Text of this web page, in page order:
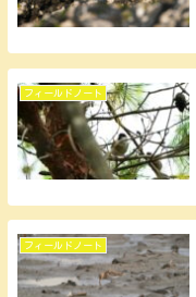
フィールドノート
フィールドノート